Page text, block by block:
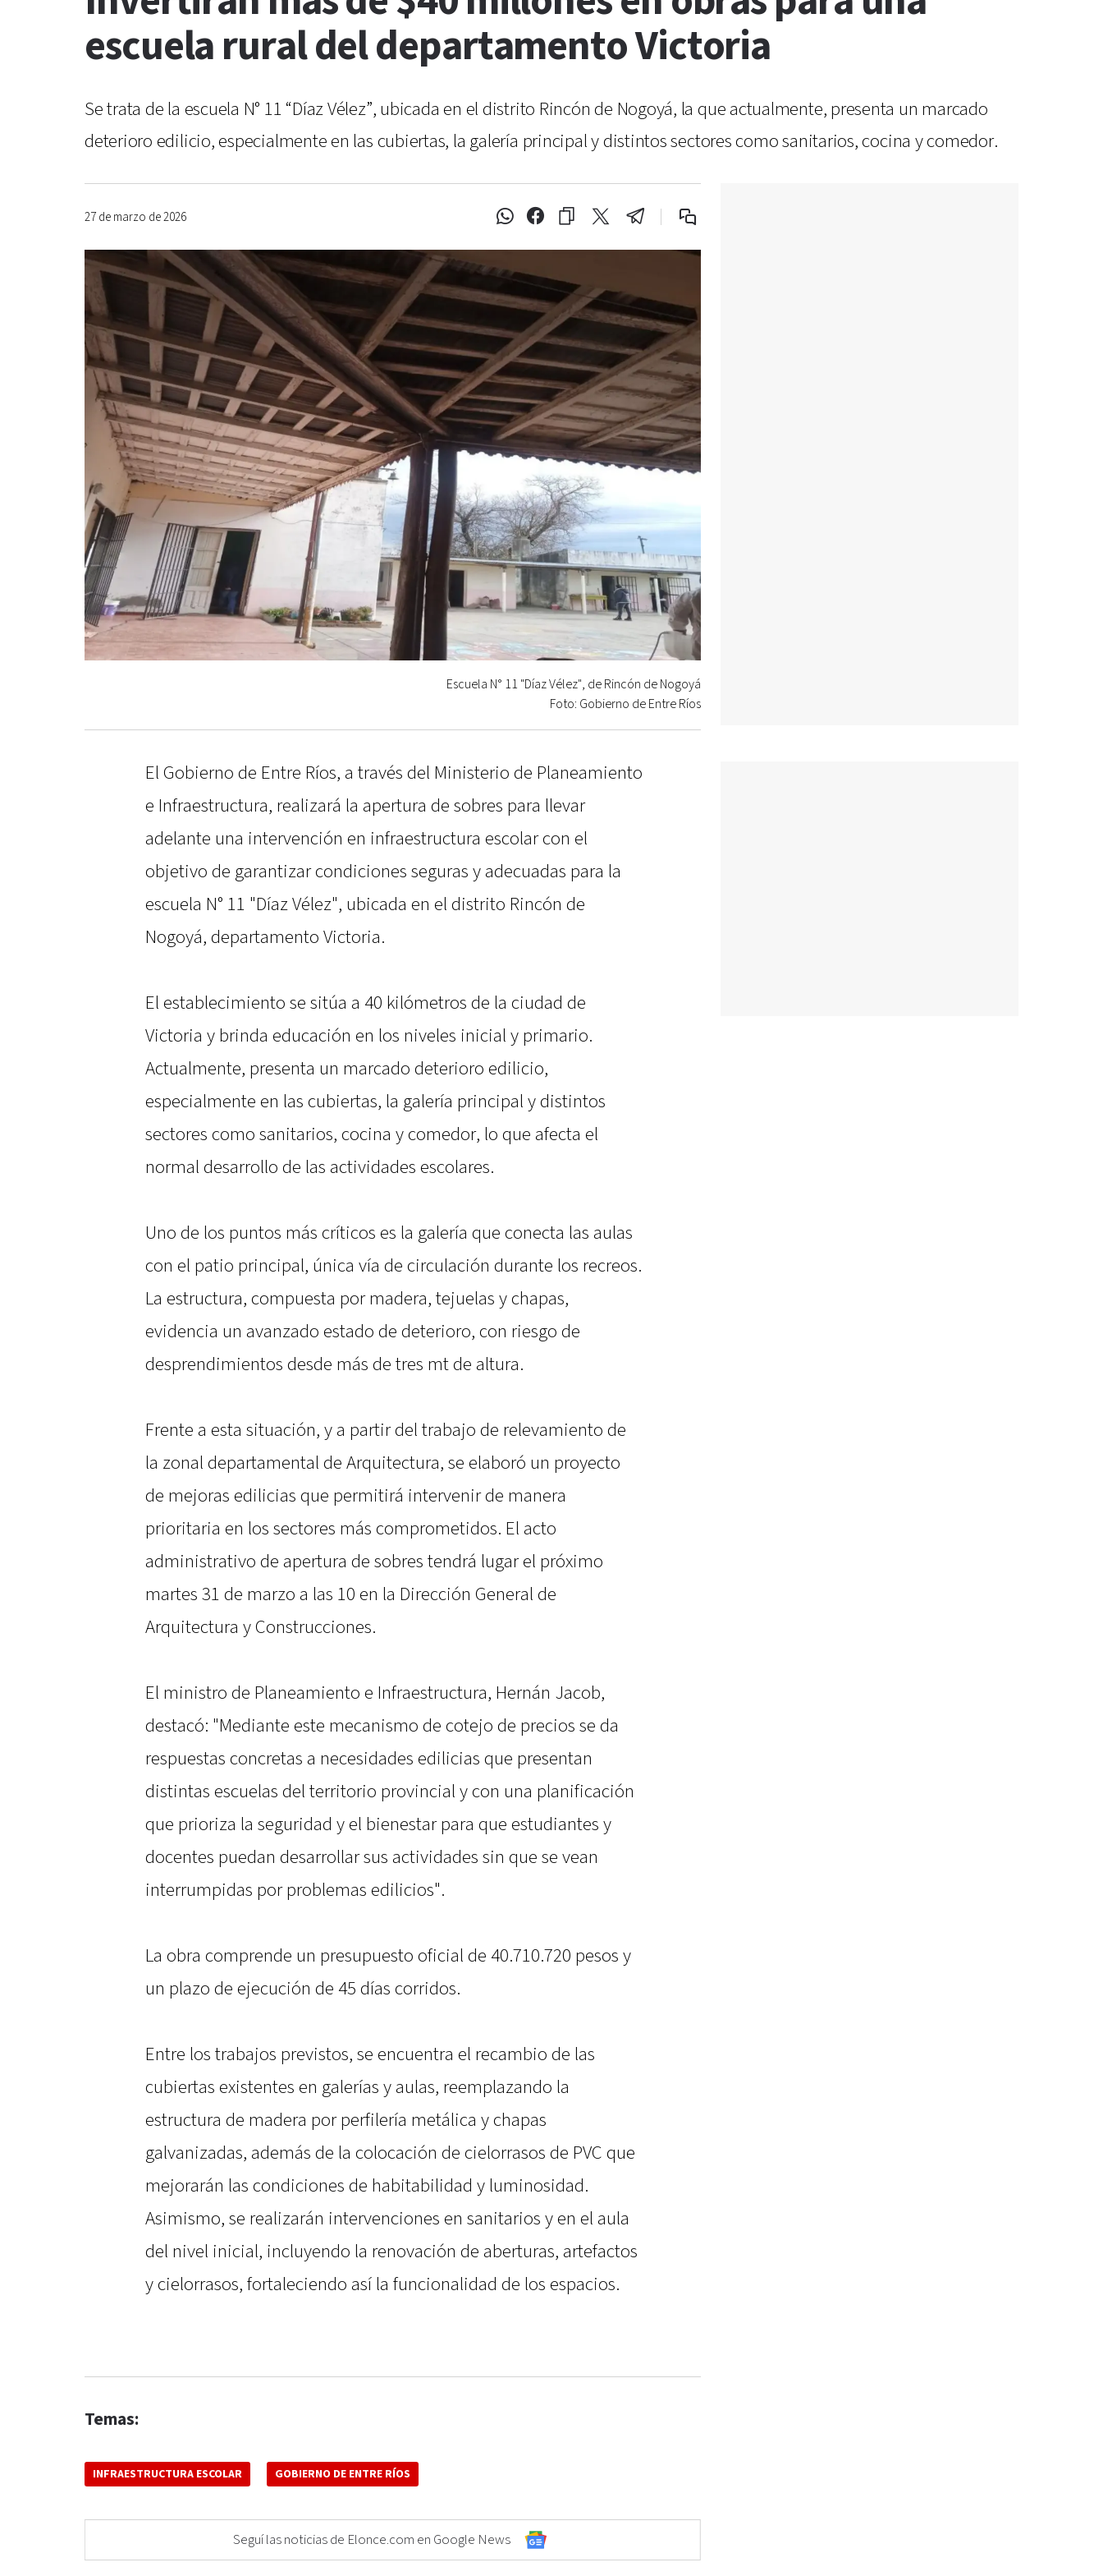
escuela rural del departamento Victoria
Se trata de la escuela N° 11 “Díaz Vélez”, ubicada en el distrito Rincón de Nogoyá, la que actualmente, presenta un marcado
deterioro edilicio, especialmente en las cubiertas, la galería principal y distintos sectores como sanitarios, cocina y comedor.
27 de marzo de 2026
Escuela N° 11 "Díaz Vélez", de Rincón de Nogoyá
Foto: Gobierno de Entre Ríos
El Gobierno de Entre Ríos, a través del Ministerio de Planeamiento
e Infraestructura, realizará la apertura de sobres para llevar
adelante una intervención en infraestructura escolar con el
objetivo de garantizar condiciones seguras y adecuadas para la
escuela N° 11 "Díaz Vélez", ubicada en el distrito Rincón de
Nogoyá, departamento Victoria.
El establecimiento se sitúa a 40 kilómetros de la ciudad de
Victoria y brinda educación en los niveles inicial y primario.
Actualmente, presenta un marcado deterioro edilicio,
especialmente en las cubiertas, la galería principal y distintos
sectores como sanitarios, cocina y comedor, lo que afecta el
normal desarrollo de las actividades escolares.
Uno de los puntos más críticos es la galería que conecta las aulas
con el patio principal, única vía de circulación durante los recreos.
La estructura, compuesta por madera, tejuelas y chapas,
evidencia un avanzado estado de deterioro, con riesgo de
desprendimientos desde más de tres mt de altura.
Frente a esta situación, y a partir del trabajo de relevamiento de
la zonal departamental de Arquitectura, se elaboró un proyecto
de mejoras edilicias que permitirá intervenir de manera
prioritaria en los sectores más comprometidos. El acto
administrativo de apertura de sobres tendrá lugar el próximo
martes 31 de marzo a las 10 en la Dirección General de
Arquitectura y Construcciones.
El ministro de Planeamiento e Infraestructura, Hernán Jacob,
destacó: "Mediante este mecanismo de cotejo de precios se da
respuestas concretas a necesidades edilicias que presentan
distintas escuelas del territorio provincial y con una planificación
que prioriza la seguridad y el bienestar para que estudiantes y
docentes puedan desarrollar sus actividades sin que se vean
interrumpidas por problemas edilicios".
La obra comprende un presupuesto oficial de 40.710.720 pesos y
un plazo de ejecución de 45 días corridos.
Entre los trabajos previstos, se encuentra el recambio de las
cubiertas existentes en galerías y aulas, reemplazando la
estructura de madera por perfilería metálica y chapas
galvanizadas, además de la colocación de cielorrasos de PVC que
mejorarán las condiciones de habitabilidad y luminosidad.
Asimismo, se realizarán intervenciones en sanitarios y en el aula
del nivel inicial, incluyendo la renovación de aberturas, artefactos
y cielorrasos, fortaleciendo así la funcionalidad de los espacios.
Temas:
INFRAESTRUCTURA ESCOLAR GOBIERNO DE ENTRE RÍOS
Seguí las noticias de Elonce.com en Google News